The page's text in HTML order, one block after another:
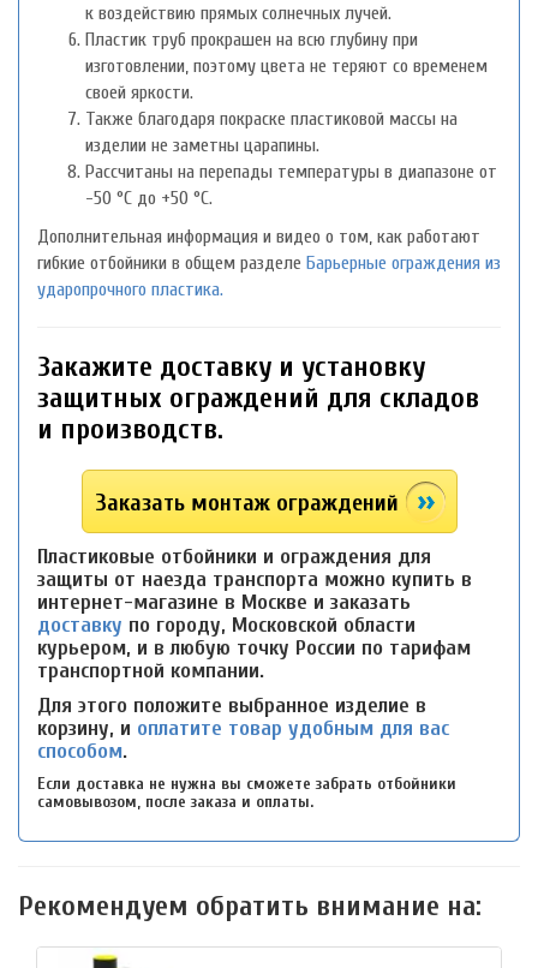
к воздействию прямых солнечных лучей.
Пластик труб прокрашен на всю глубину при
изготовлении, поэтому цвета не теряют со временем
своей яркости.
Также благодаря покраске пластиковой массы на
изделии не заметны царапины.
Рассчитаны на перепады температуры в диапазоне от
-50 °С до +50 °С.
Дополнительная информация и видео о том, как работают
гибкие отбойники в общем разделе Барьерные ограждения из
ударопрочного пластика.
Закажите доставку и установку
защитных ограждений для складов
и производств.
Заказать монтаж ограждений
Пластиковые отбойники и ограждения для
защиты от наезда транспорта можно купить в
интернет-магазине в Москве и заказать
доставку по городу, Московской области
курьером, и в любую точку России по тарифам
транспортной компании.
Для этого положите выбранное изделие в
корзину, и оплатите товар удобным для вас
способом.
Если доставка не нужна вы сможете забрать отбойники
самовывозом, после заказа и оплаты.
Рекомендуем обратить внимание на: